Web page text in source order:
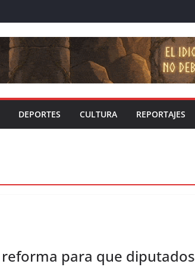
DEPORTES CULTURA REPORTAJES
para que diputados